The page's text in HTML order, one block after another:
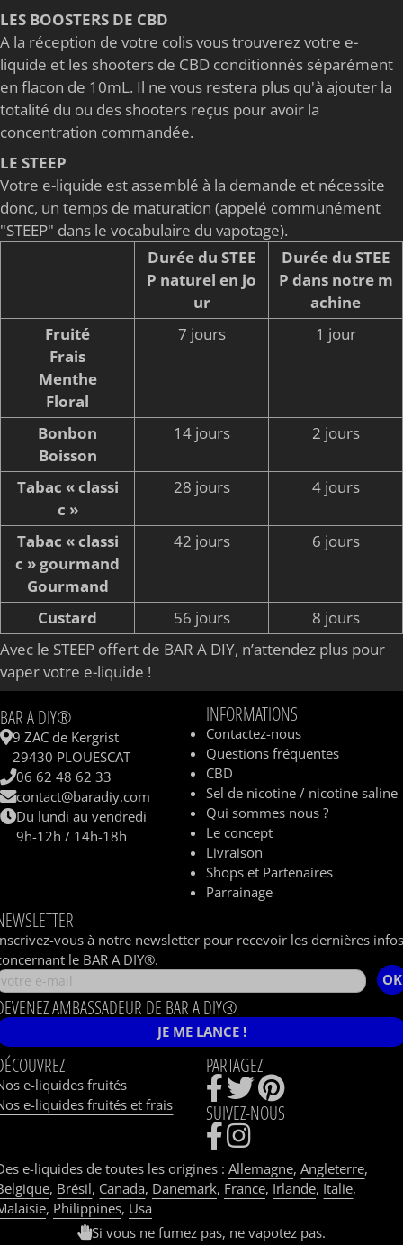
LES BOOSTERS DE CBD
A la réception de votre colis vous trouverez votre e-
liquide et les shooters de CBD conditionnés séparément
en flacon de 10mL. Il ne vous restera plus qu'à ajouter la
totalité du ou des shooters reçus pour avoir la
concentration commandée.
LE STEEP
Votre e-liquide est assemblé à la demande et nécessite
donc, un temps de maturation (appelé communément
"STEEP" dans le vocabulaire du vapotage).
Durée du STEE
P naturel en jo
ur
Durée du STEE
P dans notre m
achine
Fruité
Frais
Menthe
Floral
7 jours 1 jour
Bonbon
Boisson
14 jours 2 jours
Tabac « classi
c »
28 jours 4 jours
Tabac « classi
c » gourmand
Gourmand
42 jours 6 jours
Custard 56 jours
8 jours
Avec le STEEP offert de BAR A DIY, n’attendez plus pour
vaper votre e-liquide !
BAR A DIY®
9 ZAC de Kergrist
29430 PLOUESCAT
06 62 48 62 33
contact@baradiy.com
Du lundi au vendredi
9h-12h / 14h-18h
INFORMATIONS
Contactez-nous
Questions fréquentes
CBD
Sel de nicotine / nicotine saline
Qui sommes nous ?
Le concept
Livraison
Shops et Partenaires
Parrainage
vous à notre newsletter pour recevoir les dernières
le BAR A DIY®.
OK
AMBASSADEUR DE BAR A DIY®
JE ME LANCE !
e-liquides fruités
e-liquides fruités et frais
PARTAGEZ
SUIVEZ-NOUS
e-liquides de toutes les origines :Allemagne,Angleterre,
, Brésil, Canada, Danemark, France, Irlande, Italie,
, Philippines, Usa
Si vous ne fumez pas, ne vapotez pas.